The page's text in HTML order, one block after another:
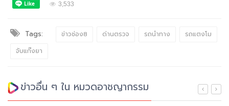
3,533
Tags: ข่าวช่อง8 ด่านตรวจ รถนำทาง
รถแตงโม
จับแก๊งยา
ข่าวอื่น ๆ ใน หมวดอาชญากรรม